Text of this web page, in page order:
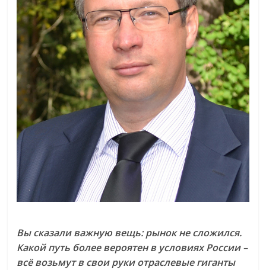
Вы сказали важную вещь: рынок не сложился.
Какой путь более вероятен в условиях России –
всё возьмут в свои руки отраслевые гиганты